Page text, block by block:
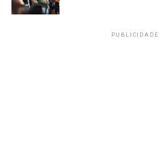
PUBLICIDADE